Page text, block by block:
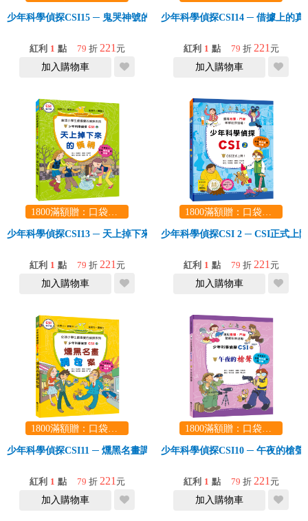
少年科學偵探CSI15 ─ 鬼哭神號的祕密
紅利 1 點 79 折 221 元
加入購物車
少年科學偵探CSI14 ─ 借據上的真
紅利 1 點 79 折 221 元
加入購物車
1800滿額贈：口袋玩具一份（隨機出貨） (summer read)
少年科學偵探CSI13 ─ 天上掉下來的橫禍
紅利 1 點 79 折 221 元
加入購物車
1800滿額贈：口袋玩具一份（隨機出貨） (summer read)
少年科學偵探CSI 2 ─ CSI正式上陣
紅利 1 點 79 折 221 元
加入購物車
1800滿額贈：口袋玩具一份（隨機出貨） (summer read)
少年科學偵探CSI11 ─ 燻黑名畫調包案
紅利 1 點 79 折 221 元
加入購物車
1800滿額贈：口袋玩具一份（隨機出貨） (summer read)
少年科學偵探CSI10 ─ 午夜的槍聲
紅利 1 點 79 折 221 元
加入購物車